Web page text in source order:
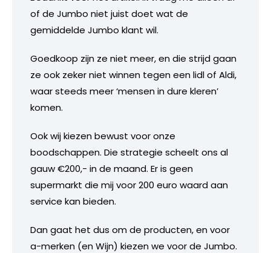
of de Jumbo niet juist doet wat de
gemiddelde Jumbo klant wil.
Goedkoop zijn ze niet meer, en die strijd gaan
ze ook zeker niet winnen tegen een lidl of Aldi,
waar steeds meer ‘mensen in dure kleren’
komen.
Ook wij kiezen bewust voor onze
boodschappen. Die strategie scheelt ons al
gauw €200,- in de maand. Er is geen
supermarkt die mij voor 200 euro waard aan
service kan bieden.
Dan gaat het dus om de producten, en voor
a-merken (en Wijn) kiezen we voor de Jumbo.